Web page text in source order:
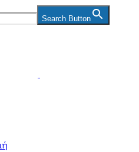
Search Button